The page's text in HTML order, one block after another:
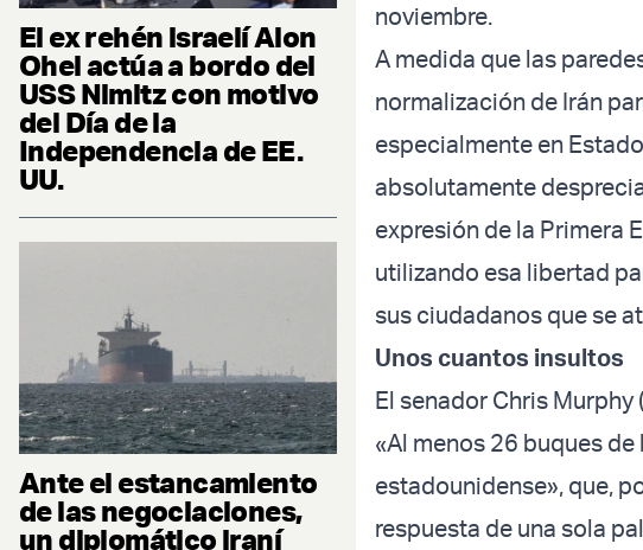
El ex rehén israelí Alon
Ohel actúa a bordo del
USS Nimitz con motivo
del Día de la
Independencia de EE.
UU.
Ante el estancamiento
de las negociaciones,
un diplomático iraní
noviembre.
A medida que las
normalización de Irán
especialmente en
absolutamente
expresión de la Primera
utilizando esa libertad
sus ciudadanos que se
Unos cuantos insultos
El senador Chris
«Al menos 26 buques
estadounidense», que,
respuesta de una sola